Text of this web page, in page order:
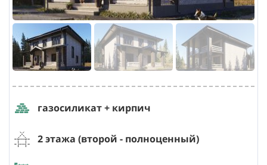
газосиликат + кирпич
2 этажа (второй - полноценный)